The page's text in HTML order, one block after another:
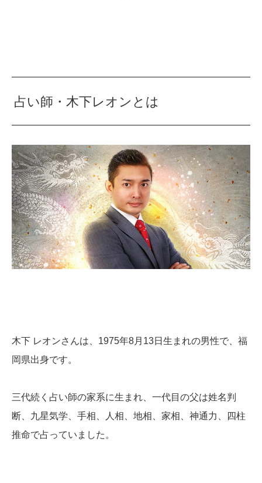
占い師・木下レオンとは
木下 レオンさんは、1975年8月13日生まれの男性で、福
岡県出身です。
三代続く占い師の家系に生まれ、一代目の父は姓名判
断、九星気学、手相、人相、地相、家相、神通力、四柱
推命で占っていました。